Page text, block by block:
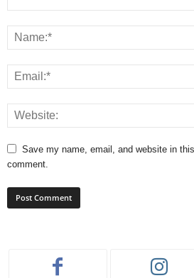
Save my name, email, and website in
comment.